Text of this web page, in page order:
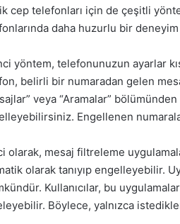
cep telefonları için de çeşitli
daha huzurlu bir
yöntem, telefonunuzun ayarlar
belirli bir numaradan gelen
veya “Aramalar”
Engellenen
olarak, mesaj filtreleme
olarak tanıyıp engelleyebilir.
Kullanıcılar, bu
Böylece, yalnızca